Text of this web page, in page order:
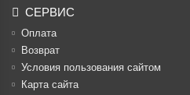
СЕРВИС
Оплата
Возврат
Условия пользования сайтом
Карта сайта